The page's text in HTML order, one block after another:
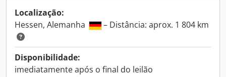
Localização:
Hessen, Alemanha
– Distância: aprox. 1 804 km
Disponibilidade:
imediatamente após o final do leilão